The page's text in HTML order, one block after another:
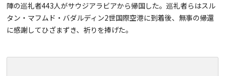
陣の巡礼者443人がサウジアラビアから帰国した。巡礼者らはスル
タン・マフムド・バダルディン2世国際空港に到着後、無事の帰還
に感謝してひざまずき、祈りを捧げた。